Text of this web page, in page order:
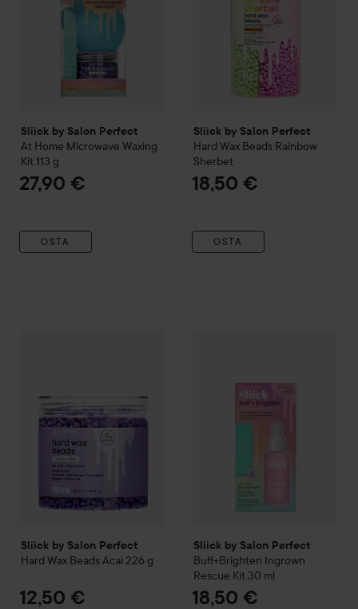
Sliick by Salon Perfect
At Home Microwave Waxing
Kit 113 g
27,90 €
OSTA
Sliick by Salon Perfect
Hard Wax Beads Rainbow
Sherbet
18,50 €
OSTA
Sliick by Salon Perfect
Hard Wax Beads Acai 226 g
12,50 €
Sliick by Salon Perfect
Buff+Brighten Ingrown
Rescue Kit 30 ml
18,50 €